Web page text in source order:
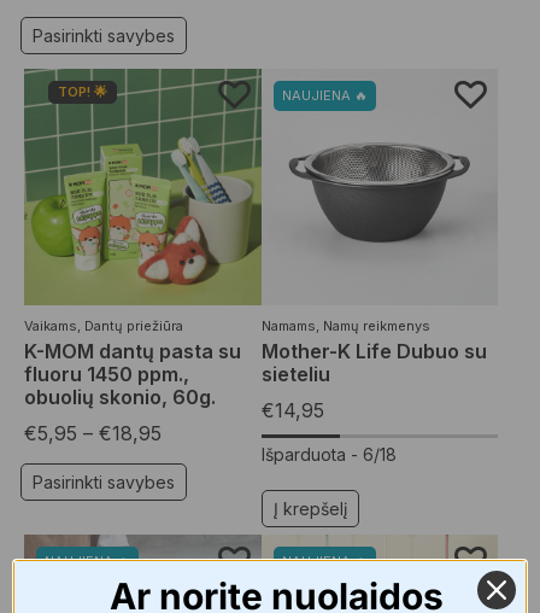
Pasirinkti savybes
TOP! 🌟
Vaikams, Dantų priežiūra
K-MOM dantų pasta su
fluoru 1450 ppm.,
obuolių skonio, 60g.
€5,95 – €18,95
Pasirinkti savybes
NAUJIENA 🔥
Namams, Namų reikmenys
Mother-K Life Dubuo su
sieteliu
€14,95
Išparduota - 6/18
Į krepšelį
NAUJIENA 🔥 NAUJIENA 🔥
Ar norite nuolaidos